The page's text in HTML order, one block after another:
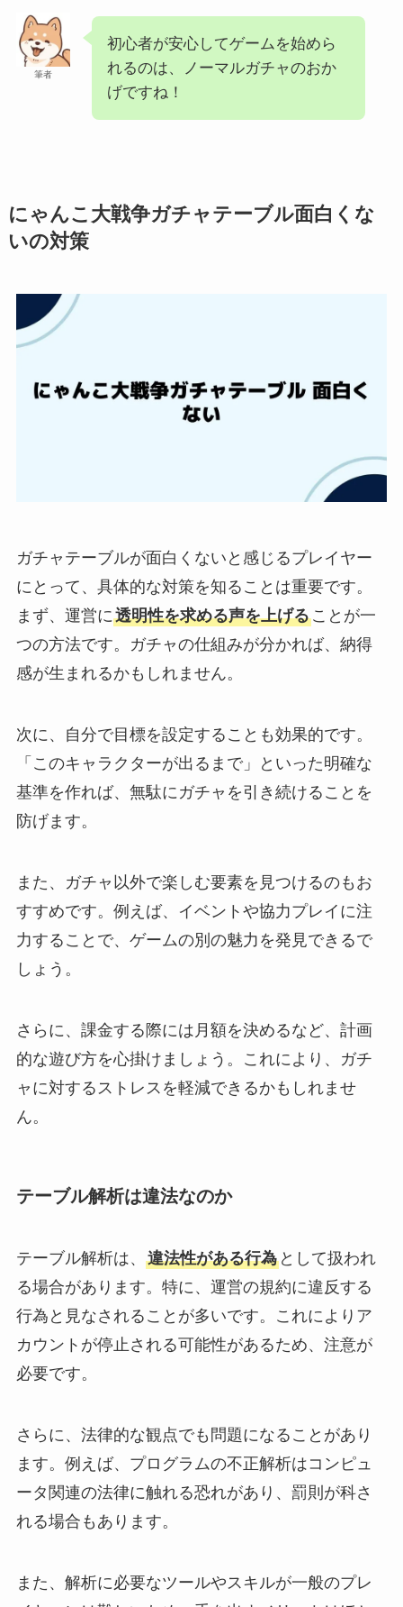
筆者
初心者が安心してゲームを始めら
れるのは、ノーマルガチャのおか
げですね！
にゃんこ大戦争ガチャテーブル面白くな
いの対策
ガチャテーブルが面白くないと感じるプレイヤー
にとって、具体的な対策を知ることは重要です。
まず、運営に透明性を求める声を上げることが一
つの方法です。ガチャの仕組みが分かれば、納得
感が生まれるかもしれません。
次に、自分で目標を設定することも効果的です。
「このキャラクターが出るまで」といった明確な
基準を作れば、無駄にガチャを引き続けることを
防げます。
また、ガチャ以外で楽しむ要素を見つけるのもお
すすめです。例えば、イベントや協力プレイに注
力することで、ゲームの別の魅力を発見できるで
しょう。
さらに、課金する際には月額を決めるなど、計画
的な遊び方を心掛けましょう。これにより、ガチ
ャに対するストレスを軽減できるかもしれませ
ん。
テーブル解析は違法なのか
テーブル解析は、 違法性がある行為として扱われ
る場合があります。特に、運営の規約に違反する
行為と見なされることが多いです。これによりア
カウントが停止される可能性があるため、注意が
必要です。
さらに、法律的な観点でも問題になることがあり
ます。例えば、プログラムの不正解析はコンピュ
ータ関連の法律に触れる恐れがあり、罰則が科さ
れる場合もあります。
また、解析に必要なツールやスキルが一般のプレ